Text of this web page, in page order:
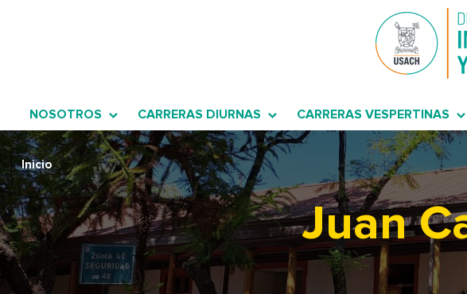
NOSOTROS CARRERAS DIURNAS CARRERAS VESPERTINAS
Inicio
Juan